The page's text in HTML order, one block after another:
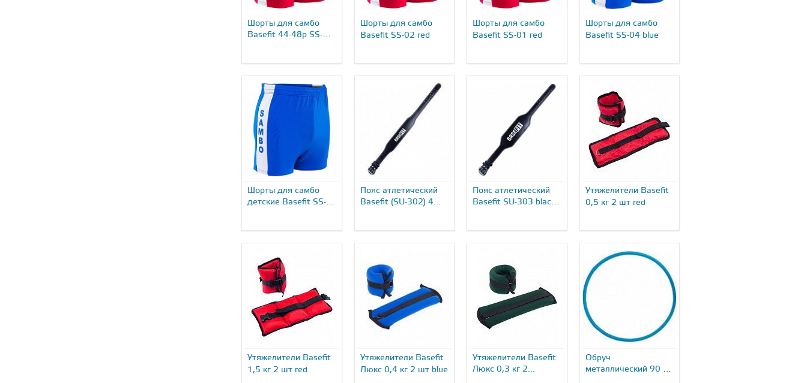
Шорты для самбо
Basefit 44-48р SS-
Шорты для самбо
Basefit SS-02 red
Шорты для самбо
Basefit SS-01 red
Шорты для самбо
Basefit SS-04 blue
Шорты для самбо
детские Basefit SS-
Пояс атлетический
Basefit (SU-302) 4...
Пояс атлетический
Basefit SU-303 black
Утяжелители Basefit
0,5 кг 2 шт red
Утяжелители Basefit
1,5 кг 2 шт red
Утяжелители Basefit
Люкс 0,4 кг 2 шт blue
Утяжелители Basefit
Люкс 0,3 кг 2...
Обруч
металлический 90 см